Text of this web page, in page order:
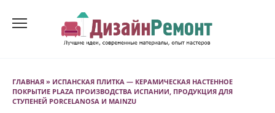
ГЛАВНАЯ » ИСПАНСКАЯ ПЛИТКА — КЕРАМИЧЕСКАЯ НАСТЕННОЕ
ПОКРЫТИЕ PLAZA ПРОИЗВОДСТВА ИСПАНИИ, ПРОДУКЦИЯ ДЛЯ
СТУПЕНЕЙ PORCELANOSA И MAINZU